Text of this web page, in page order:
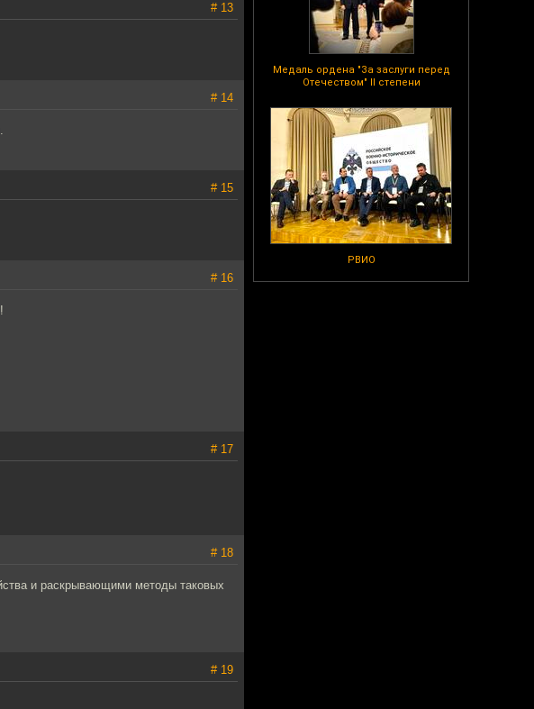
Медаль ордена "За заслуги перед
Отечеством" II степени
РВИО
# 13
# 14
# 15
# 16
# 17
# 18
и раскрывающими методы таковых
# 19